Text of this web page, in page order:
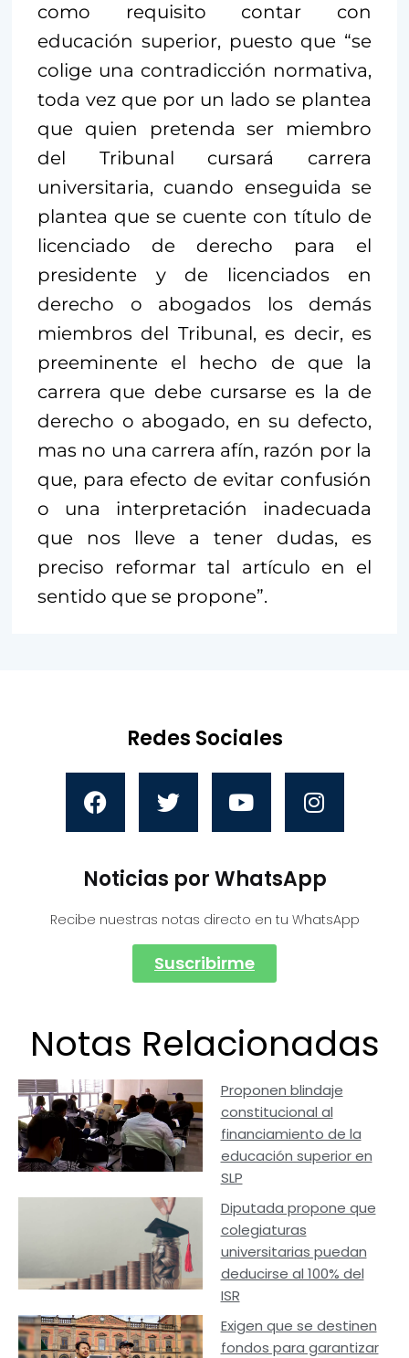
como requisito contar con
educación superior, puesto que “se
colige una contradicción normativa,
toda vez que por un lado se plantea
que quien pretenda ser miembro
del Tribunal cursará carrera
universitaria, cuando enseguida se
plantea que se cuente con título de
licenciado de derecho para el
presidente y de licenciados en
derecho o abogados los demás
miembros del Tribunal, es decir, es
preeminente el hecho de que la
carrera que debe cursarse es la de
derecho o abogado, en su defecto,
mas no una carrera afín, razón por la
que, para efecto de evitar confusión
o una interpretación inadecuada
que nos lleve a tener dudas, es
preciso reformar tal artículo en el
sentido que se propone”.
Redes Sociales
Noticias por WhatsApp
Recibe nuestras notas directo en tu WhatsApp
Suscribirme
Notas Relacionadas
Proponen blindaje
constitucional al
financiamiento de la
educación superior en
SLP
Diputada propone que
colegiaturas
universitarias puedan
deducirse al 100% del
ISR
Exigen que se destinen
fondos para garantizar